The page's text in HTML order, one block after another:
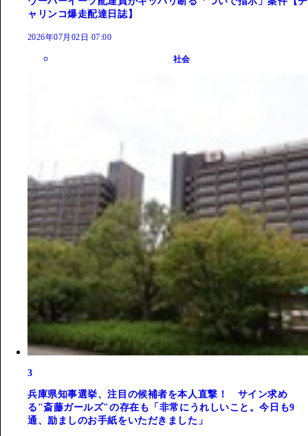
ャリンコ爆走配達日誌】
2026年07月02日 07:00
社会
3
兵庫県知事選挙、注目の候補者を本人直撃！ サイン求め
る"斎藤ガールズ"の存在も「非常にうれしいこと。今日も9
通、励ましのお手紙をいただきました」